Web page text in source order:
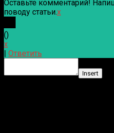
Оставьте комментарий!
поводу статьи.x
()
x
Ответить
Insert